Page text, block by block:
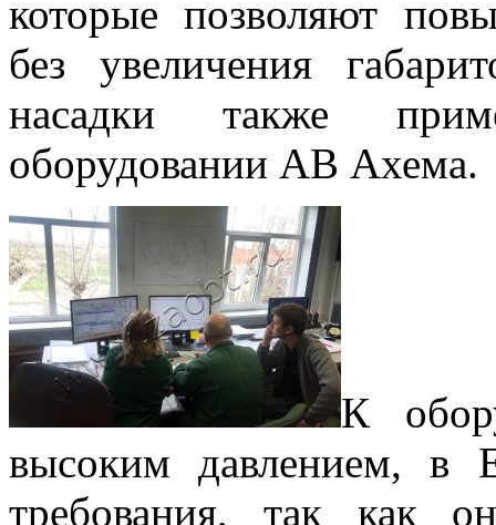
которые позволяют
без увеличения
насадки также
оборудовании АВ Ахема.
К
высоким давлением, в
требования, так как